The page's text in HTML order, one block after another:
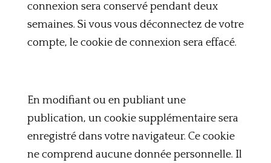
connexion sera conservé pendant deux
semaines. Si vous vous déconnectez de votre
compte, le cookie de connexion sera effacé.
En modifiant ou en publiant une
publication, un cookie supplémentaire sera
enregistré dans votre navigateur. Ce cookie
ne comprend aucune donnée personnelle. Il